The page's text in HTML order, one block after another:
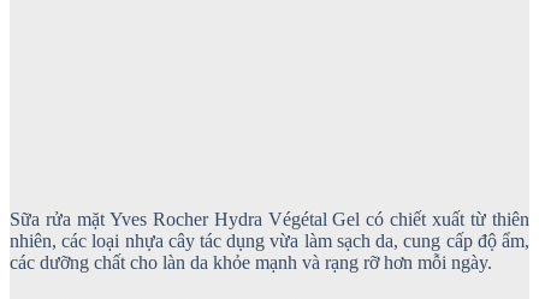
Sữa rửa mặt Yves Rocher Hydra Végétal Gel có chiết xuất từ thiên
nhiên, các loại nhựa cây tác dụng vừa làm sạch da, cung cấp độ ẩm,
các dưỡng chất cho làn da khỏe mạnh và rạng rỡ hơn mỗi ngày.